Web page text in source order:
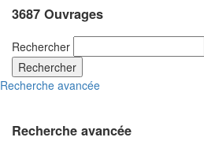
3687 Ouvrages
Rechercher
Rechercher
Recherche avancée
Recherche avancée